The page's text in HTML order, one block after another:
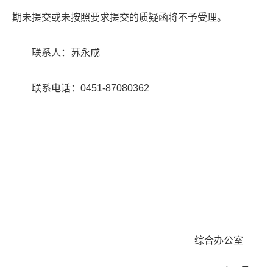
期未提交或未按照要求提交的质疑函将不予受理。
联系人：苏永成
联系电话：0451-87080362
综合办公室